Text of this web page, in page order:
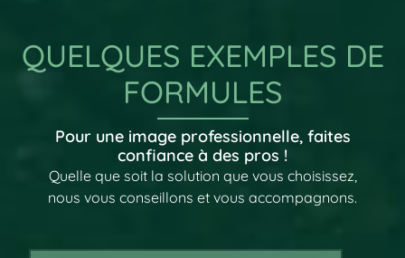
QUELQUES EXEMPLES DE
FORMULES
Pour une image professionnelle, faites
confiance à des pros !
Quelle que soit la solution que vous choisissez,
nous vous conseillons et vous accompagnons.